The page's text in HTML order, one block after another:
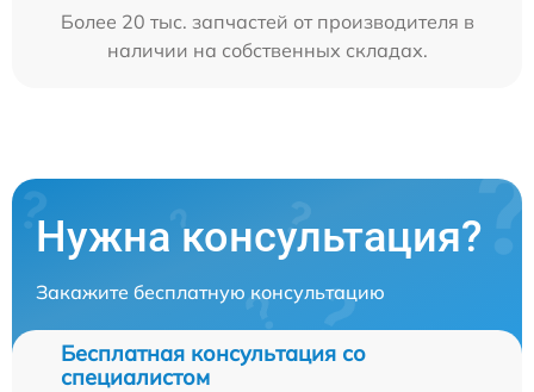
Более 20 тыс. запчастей от производителя в
наличии на собственных складах.
Нужна консультация?
Закажите бесплатную консультацию
Бесплатная консультация со
специалистом